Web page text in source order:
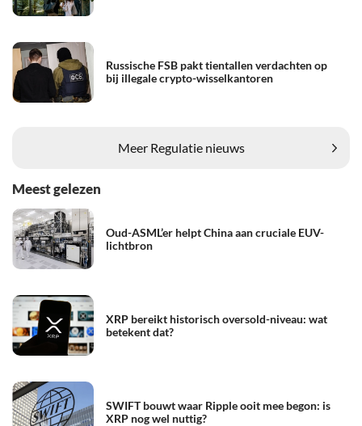
Russische FSB pakt tientallen verdachten op
bij illegale crypto-wisselkantoren
Meer Regulatie nieuws
Meest gelezen
Oud-ASML’er helpt China aan cruciale EUV-
lichtbron
XRP bereikt historisch oversold-niveau: wat
betekent dat?
SWIFT bouwt waar Ripple ooit mee begon: is
XRP nog wel nuttig?